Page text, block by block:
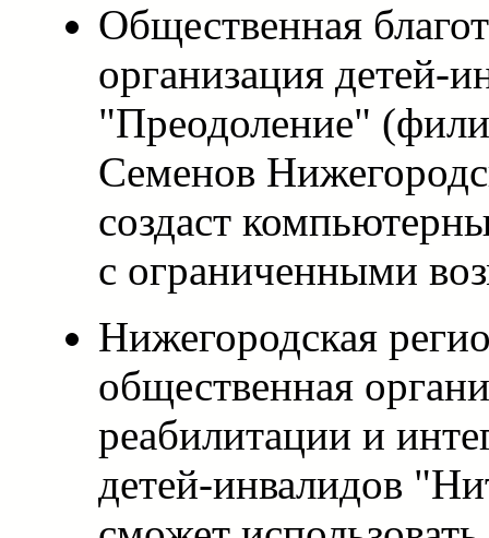
Общественная
организация детей-
"Преодоление"
Семенов
создаст
с ограниченными
Нижегородская
общественная
реабилитации и
детей-инвалидов